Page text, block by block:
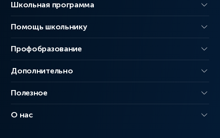
Школьная программа
Помощь школьнику
Профобразование
Дополнительно
Полезное
О нас